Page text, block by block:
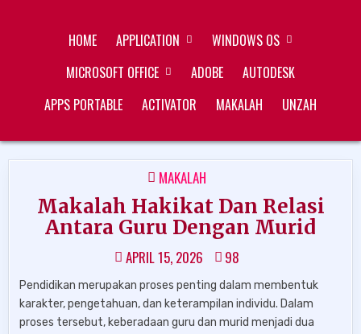
HOME APPLICATION
WINDOWS OS
MICROSOFT OFFICE
ADOBE
AUTODESK
APPS PORTABLE
ACTIVATOR MAKALAH UNZAH
POSTED
IN
MAKALAH
Makalah Hakikat Dan Relasi
Antara Guru Dengan Murid
APRIL 15, 2026 98
Pendidikan merupakan proses penting dalam membentuk
karakter, pengetahuan, dan keterampilan individu. Dalam
proses tersebut, keberadaan guru dan murid menjadi dua